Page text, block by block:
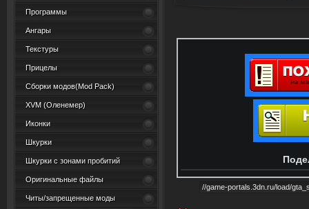
Программы
Ангары
Текстуры
Прицелы
Сборки модов(Mod Pack)
XVM (Oленемер)
Иконки
Шкурки
Шкурки с зонами пробитий
Оригинальные файлы
Читы/запрещенные моды